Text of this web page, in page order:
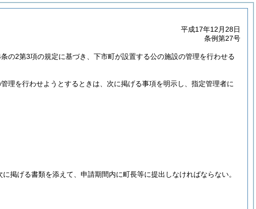
平成17年12月28日
条例第27号
の2第3項の規定に基づき、下市町が設置する公の施設の管理を行わせる
理を行わせようとするときは、次に掲げる事項を明示し、指定管理者に
掲げる書類を添えて、申請期間内に町長等に提出しなければならない。